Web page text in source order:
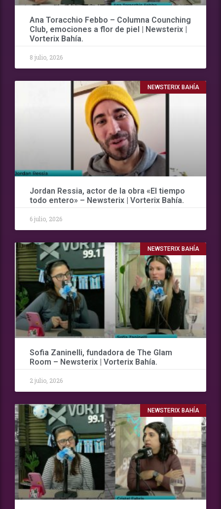
Ana Toracchio Febbo – Columna Counching
Club, emociones a flor de piel | Newsterix |
Vorterix Bahía.
8 julio, 2026
NEWSTERIX BAHÍA
Jordan Ressia, actor de la obra «El tiempo
todo entero» – Newsterix | Vorterix Bahía.
6 julio, 2026
NEWSTERIX BAHÍA
Sofia Zaninelli, fundadora de The Glam
Room – Newsterix | Vorterix Bahía.
2 julio, 2026
NEWSTERIX BAHÍA